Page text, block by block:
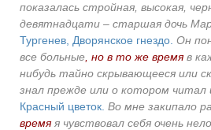
показалась стройная, высокая,
девятнадцати – старшая дочь
Тургенев, Дворянское гнездо. Он
все больные , но в то же время в
нибудь тайно скрывающееся или
знал прежде или о котором читал
Красный цветок. Во мне закипало
время я чувствовал себя очень